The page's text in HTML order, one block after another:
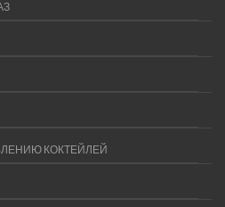
КОКТЕЙЛЕЙ